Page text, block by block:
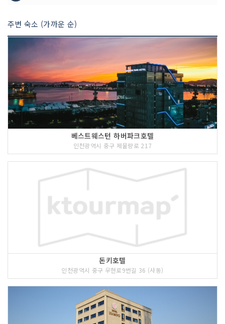
~12:00) : 개항장 러닝 체험 프로그램- 전
시 (5.23.(토)~5.26.(화) 10:00~18:00) :
영화와 전시의 경계를 넘나드는 작품 전시
4. 디아스테이지 (인천아트플랫폼 야외광
장)- DJing (5.24.(일)~5.25.(월) 11:00
~14:00) : DJ 공연으로 여는 환대의 광장
의 아침!- 춤추는 동그라미, 만딩고 (5.24.
(일) 15:00)/아프리카 댄스 워크숍(5.25.
(월) 15:00) : 아프리카 댄스 스쿨 '쿨레
칸'과 함께 비트에 몸을 맡기는 시간 *사
전신청- 오마르와 동방전력 공연 (5.24.
(일) 17:00) & 추다혜차지스 공연 (5.25.
(월) 17:00)
주최자 연락처 032-435-7172
인천광역시영상위원회
주변 숙소 (가까운 순)
베스트웨스턴 하버파크호텔
인천광역시 중구 제물량로 217
돈키호텔
인천광역시 중구 우현로9번길 36 (사동)